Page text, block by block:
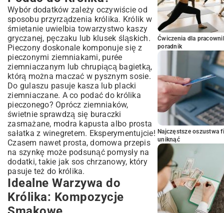
Wybór dodatków zależy oczywiście od
sposobu przyrządzenia królika. Królik w
śmietanie uwielbia towarzystwo kaszy
gryczanej, pęczaku lub klusek śląskich.
Pieczony doskonale komponuje się z
pieczonymi ziemniakami, purée
ziemniaczanym lub chrupiącą bagietką,
którą można maczać w pysznym sosie.
Do gulaszu pasuje kasza lub placki
ziemniaczane. A co podać do królika
pieczonego? Oprócz ziemniaków,
świetnie sprawdzą się buraczki
zasmażane, modra kapusta albo prosta
sałatka z winegretem. Eksperymentujcie!
Czasem nawet prosta, domowa przepis
na szynkę może podsunąć pomysły na
dodatki, takie jak sos chrzanowy, który
pasuje też do królika.
Idealne Warzywa do
Królika: Kompozycje
Ćwiczenia dla
poradnik
Najczęstsze oszustwa
uniknąć